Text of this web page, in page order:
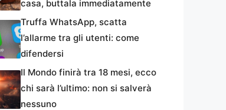
casa, buttala immediatamente
Truffa WhatsApp, scatta
l’allarme tra gli utenti: come
difendersi
Il Mondo finirà tra 18 mesi, ecco
chi sarà l’ultimo: non si salverà
nessuno